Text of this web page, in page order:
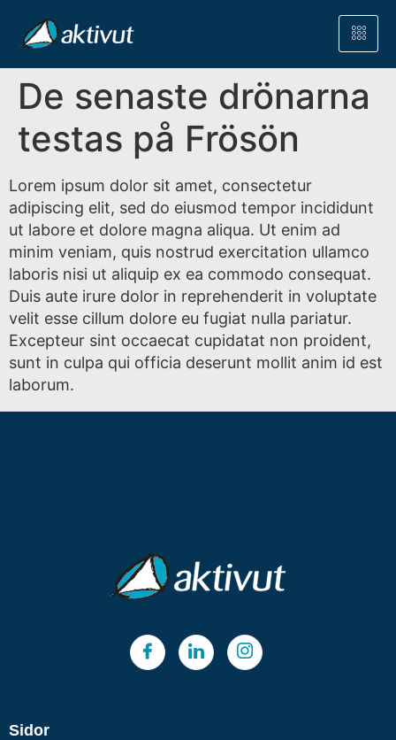
De senaste drönarna
testas på Frösön
Lorem ipsum dolor sit amet, consectetur
adipiscing elit, sed do eiusmod tempor incididunt
ut labore et dolore magna aliqua. Ut enim ad
minim veniam, quis nostrud exercitation ullamco
laboris nisi ut aliquip ex ea commodo consequat.
Duis aute irure dolor in reprehenderit in voluptate
velit esse cillum dolore eu fugiat nulla pariatur.
Excepteur sint occaecat cupidatat non proident,
sunt in culpa qui officia deserunt mollit anim id est
laborum.
Sidor